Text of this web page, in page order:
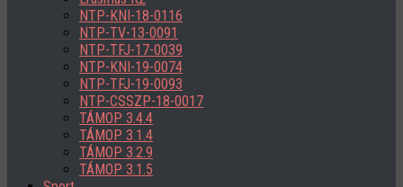
NTP-KNI-18-0116
NTP-TV-13-0091
NTP-TFJ-17-0039
NTP-KNI-19-0074
NTP-TFJ-19-0093
NTP-CSSZP-18-0017
TÁMOP 3.4.4
TÁMOP 3.1.4
TÁMOP 3.2.9
TÁMOP 3.1.5